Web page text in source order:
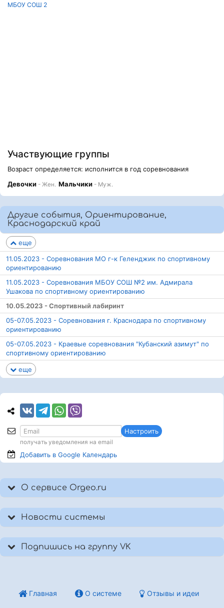
МБОУ СОШ 2
Участвующие группы
Возраст определяется: исполнится в год соревнования
Девочки - Жен. Мальчики - Муж.
Другие события, Ориентирование,
Краснодарский край
еще
11.05.2023 - Соревнования МО г-к Геленджик по спортивному
ориентированию
11.05.2023 - Соревнования МБОУ СОШ №2 им. Адмирала
Ушакова по спортивному ориентированию
10.05.2023 - Спортивный лабиринт
05-07.05.2023 - Соревнования г. Краснодара по спортивному
ориентированию
05-07.05.2023 - Краевые соревнования "Кубанский азимут" по
спортивному ориентированию
еще
Настроить
получать уведомления на email
Добавить в Google Календарь
О сервисе Orgeo.ru
Новости системы
Подпишись на группу VK
Главная О системе Отзывы и идеи